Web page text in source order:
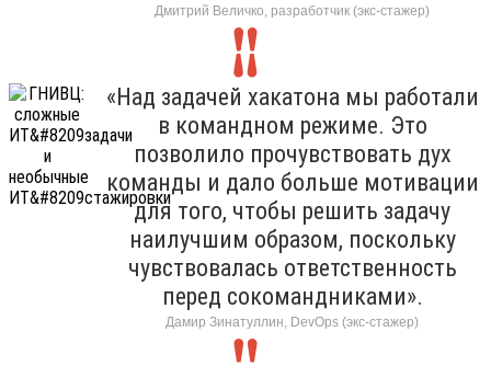
Дмитрий Величко, разработчик (экс-стажер)
«Над задачей хакатона мы работали
в командном режиме. Это
позволило прочувствовать дух
команды и дало больше мотивации
для того, чтобы решить задачу
наилучшим образом, поскольку
чувствовалась ответственность
перед сокомандниками».
Дамир Зинатуллин, DevOps (экс-стажер)